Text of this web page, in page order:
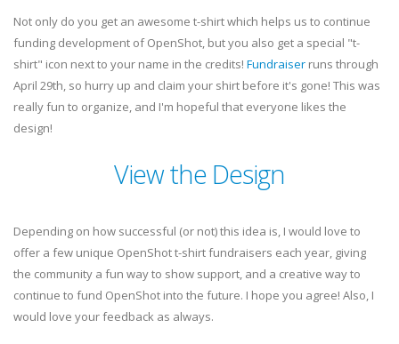
Not only do you get an awesome t-shirt which helps us to continue
funding development of OpenShot, but you also get a special "t-
shirt" icon next to your name in the credits! Fundraiser runs through
April 29th, so hurry up and claim your shirt before it's gone! This was
really fun to organize, and I'm hopeful that everyone likes the
design!
View the Design
Depending on how successful (or not) this idea is, I would love to
offer a few unique OpenShot t-shirt fundraisers each year, giving
the community a fun way to show support, and a creative way to
continue to fund OpenShot into the future. I hope you agree! Also, I
would love your feedback as always.